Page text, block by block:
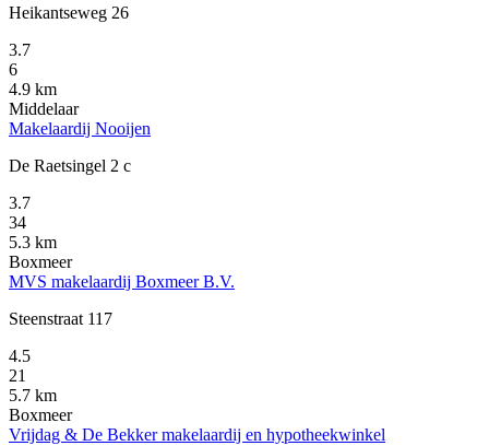
Heikantseweg 26
3.7
6
4.9 km
Middelaar
Makelaardij Nooijen
De Raetsingel 2 c
3.7
34
5.3 km
Boxmeer
MVS makelaardij Boxmeer B.V.
Steenstraat 117
4.5
21
5.7 km
Boxmeer
Vrijdag & De Bekker makelaardij en hypotheekwinkel